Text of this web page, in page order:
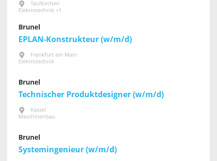
Taufkirchen
Elektrotechnik +1
Brunel
EPLAN-Konstrukteur (w/m/d)
Frankfurt am Main
Elektrotechnik
Brunel
Technischer Produktdesigner (w/m/d)
Kassel
Maschinenbau
Brunel
Systemingenieur (w/m/d)